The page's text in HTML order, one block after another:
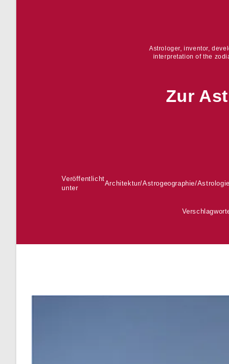
Astrologer, inventor,
interpretation of the
Zur
Veröffentlicht
unter
Architektur/Astrogeographie/Astrologie